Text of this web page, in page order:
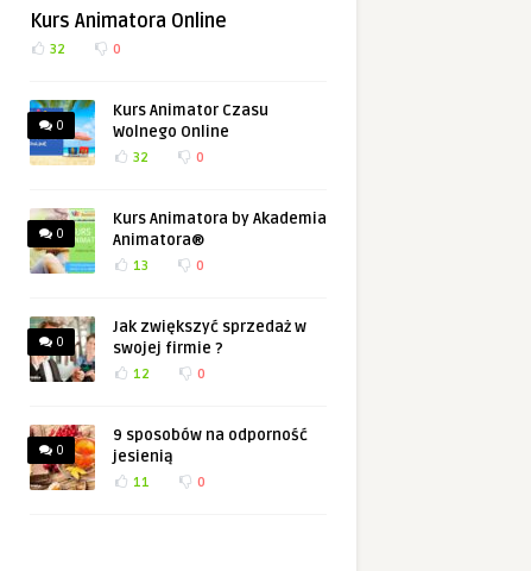
Kurs Animatora Online
32 0
0
Kurs Animator Czasu
Wolnego Online
32 0
0
Kurs Animatora by Akademia
Animatora®
13 0
0
Jak zwiększyć sprzedaż w
swojej firmie ?
12 0
0
9 sposobów na odporność
jesienią
11 0